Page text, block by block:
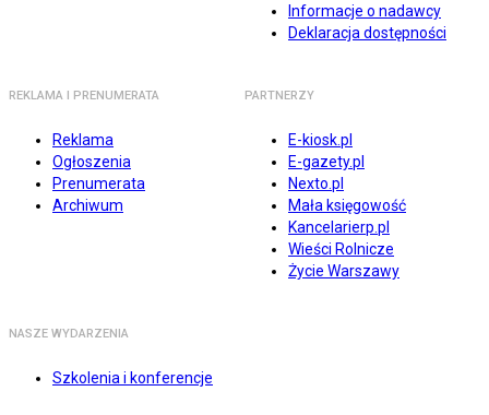
Informacje o nadawcy
Deklaracja dostępności
REKLAMA I PRENUMERATA
Reklama
Ogłoszenia
Prenumerata
Archiwum
PARTNERZY
E-kiosk.pl
E-gazety.pl
Nexto.pl
Mała księgowość
Kancelarierp.pl
Wieści Rolnicze
Życie Warszawy
NASZE WYDARZENIA
Szkolenia i konferencje